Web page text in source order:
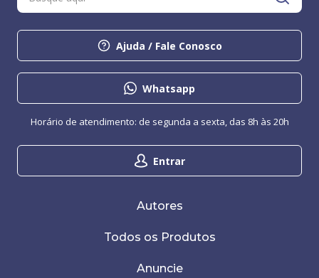
Ajuda / Fale Conosco
Whatsapp
Entrar
Horário de atendimento: de segunda a sexta, das 8h às 20h
Autores
Todos os Produtos
Anuncie